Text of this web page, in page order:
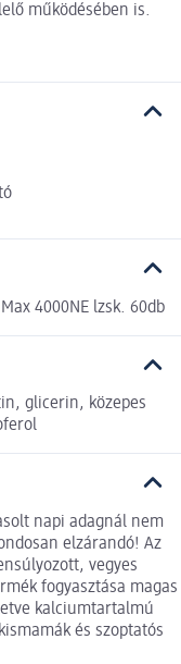
működésében is.
4000NE lzsk. 60db
glicerin, közepes
napi adagnál nem
elzárandó! Az
vegyes
fogyasztása magas
kalciumtartalmú
és szoptatós